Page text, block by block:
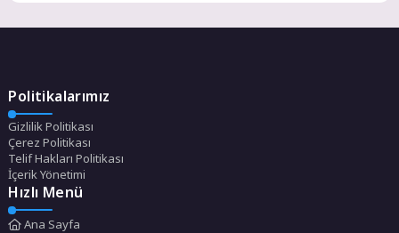
Politikalarımız
Gizlilik Politikası
Çerez Politikası
Telif Hakları Politikası
İçerik Yönetimi
Hızlı Menü
Ana Sayfa